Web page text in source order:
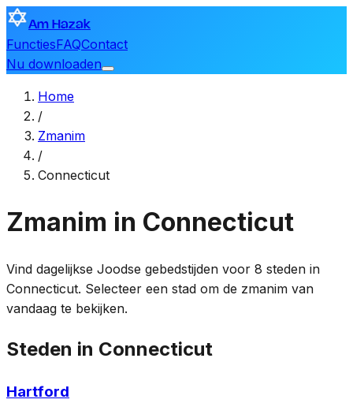
Am Hazak
FunctiesFAQContact
Nu downloaden
Home
/
Zmanim
/
Connecticut
Zmanim in Connecticut
Vind dagelijkse Joodse gebedstijden voor 8 steden in
Connecticut. Selecteer een stad om de zmanim van
vandaag te bekijken.
Steden in Connecticut
Hartford